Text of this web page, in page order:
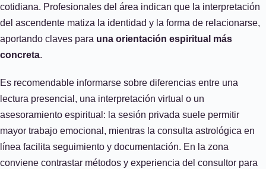
cotidiana. Profesionales del área indican que la interpretación
del ascendente matiza la identidad y la forma de relacionarse,
aportando claves para una orientación espiritual más
concreta.
Es recomendable informarse sobre diferencias entre una
lectura presencial, una interpretación virtual o un
asesoramiento espiritual: la sesión privada suele permitir
mayor trabajo emocional, mientras la consulta astrológica en
línea facilita seguimiento y documentación. En la zona
conviene contrastar métodos y experiencia del consultor para